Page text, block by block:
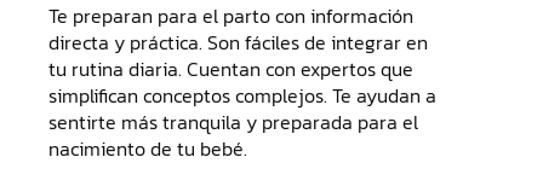
Te preparan para el parto con información
directa y práctica. Son fáciles de integrar en
tu rutina diaria. Cuentan con expertos que
simplifican conceptos complejos. Te ayudan a
sentirte más tranquila y preparada para el
nacimiento de tu bebé.